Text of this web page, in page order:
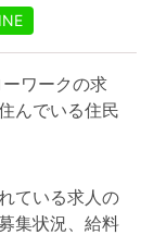
ワークの求
んでいる住民
ている求人の
集状況、給料